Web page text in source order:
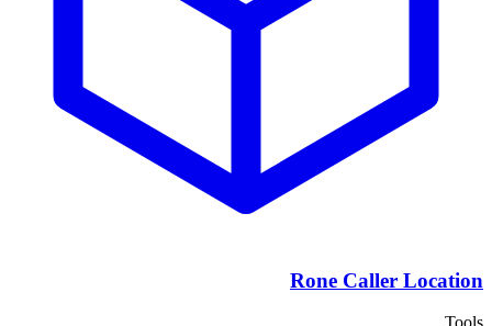
Rone Caller Location